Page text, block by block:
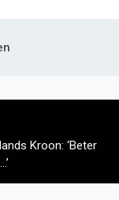
Kroon: ‘Beter